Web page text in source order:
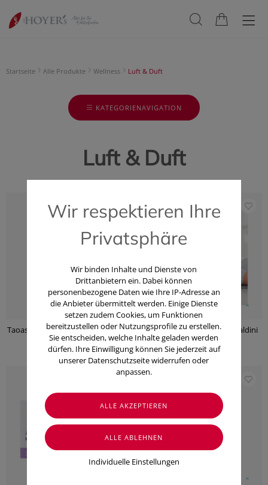
Startseite Alle Produkte Wellness Luft & Duft
KATEGORIENAVIGATION
Luft & Duft
Taoasis Baldini Duftgeraet Airfriend
Pure 1 Stück
€ 79,00
Taoasis Taowell Yogini mit Baldini
Yogaduft (1 Stk.)
€ 69,90
Wir respektieren Ihre
Privatsphäre
Wir binden Inhalte und Dienste von
Drittanbietern ein. Dabei können
personenbezogene Daten wie Ihre IP-Adresse an
die Anbieter übermittelt werden. Einige Dienste
setzen zudem Cookies, um Funktionen
bereitzustellen oder Nutzungsprofile zu erstellen.
Sie entscheiden, welche Inhalte geladen werden
dürfen. Ihre Einwilligung können Sie jederzeit auf
unserer Datenschutzseite widerrufen oder
anpassen.
Individuelle Einstellungen